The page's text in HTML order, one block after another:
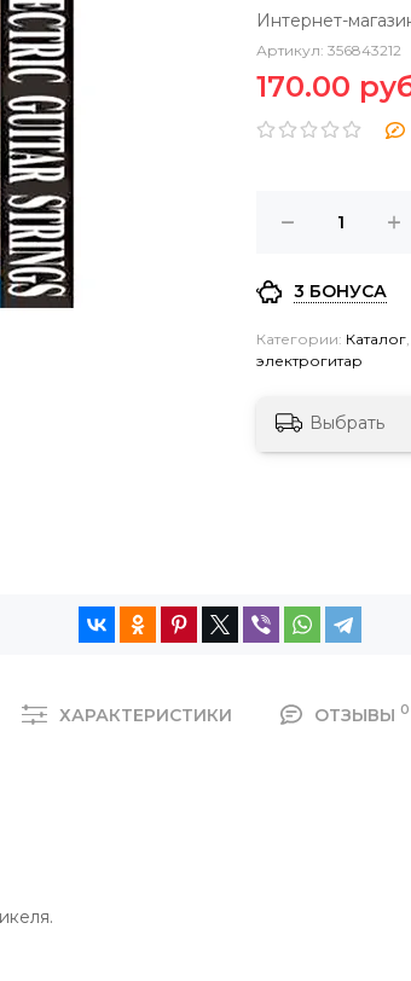
Интернет-
Артикул: 356843212
170.00
3 БОНУСА
Категории: Каталог,
электрогитар
Выбрать
ХАРАКТЕРИСТИКИ ОТЗЫВЫ 0